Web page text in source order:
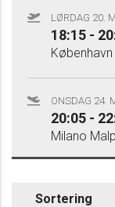
LØRDAG 20.
18:15 -
København
ONSDAG 24.
20:05 -
Milano
Sortering